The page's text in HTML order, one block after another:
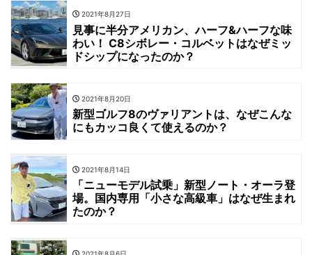
2021年8月27日
見事に半分アメリカン、ハーフ&ハーフな味
わい！ C8シボレー・コルベットはなぜミッ
ドシップになったのか？
2021年8月20日
新型ゴルフ8のヴァリアントは、なぜこんな
にもカッコ良くて使えるのか？
2021年8月14日
「ニューモデル試乗」新型ノート・オーラ登
場。国内専用「小さな高級車」はなぜ生まれ
たのか？